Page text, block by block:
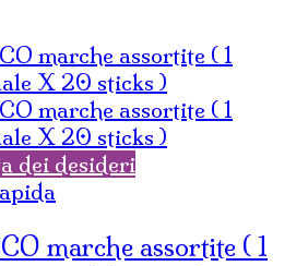
dei desideri
marche assortite ( 1